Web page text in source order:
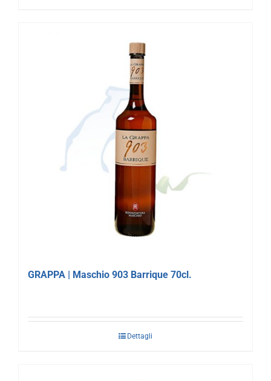
GRAPPA | Maschio 903 Barrique 70cl.
Dettagli